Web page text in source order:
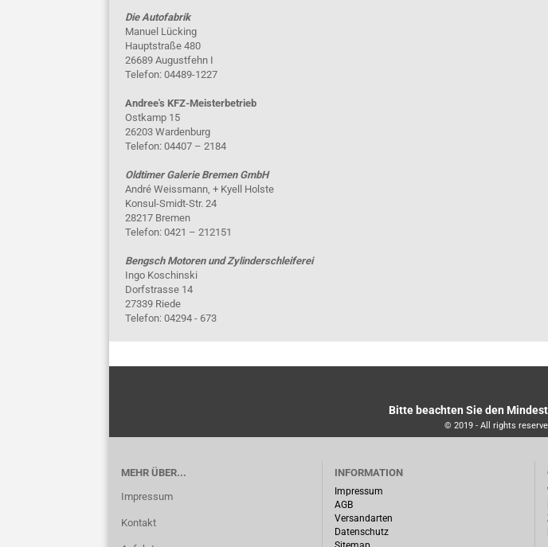
Die Autofabrik
Manuel Lücking
Hauptstraße 480
26689 Augustfehn I
Telefon: 04489-1227
Andree's KFZ-Meisterbetrieb
Ostkamp 15
26203 Wardenburg
Telefon: 04407 – 2184
Oldtimer Galerie Bremen GmbH
André Weissmann, + Kyell Holste
Konsul-Smidt-Str. 24
28217 Bremen
Telefon: 0421 – 212151
Bengsch Motoren und Zylinderschleiferei
Ingo Koschinski
Dorfstrasse 14
27339 Riede
Telefon: 04294 - 673
Bitte beachten Sie den
© 2019 - All rights
MEHR ÜBER...
Impressum
Kontakt
INFORMATION
Impressum
AGB
Versandarten
Datenschutz